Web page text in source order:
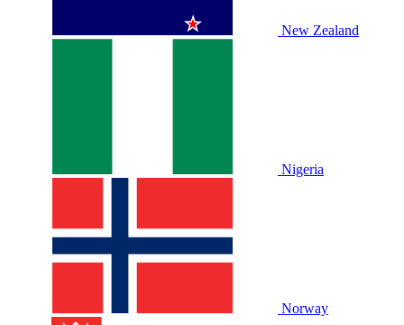
New Zealand
Nigeria
Norway